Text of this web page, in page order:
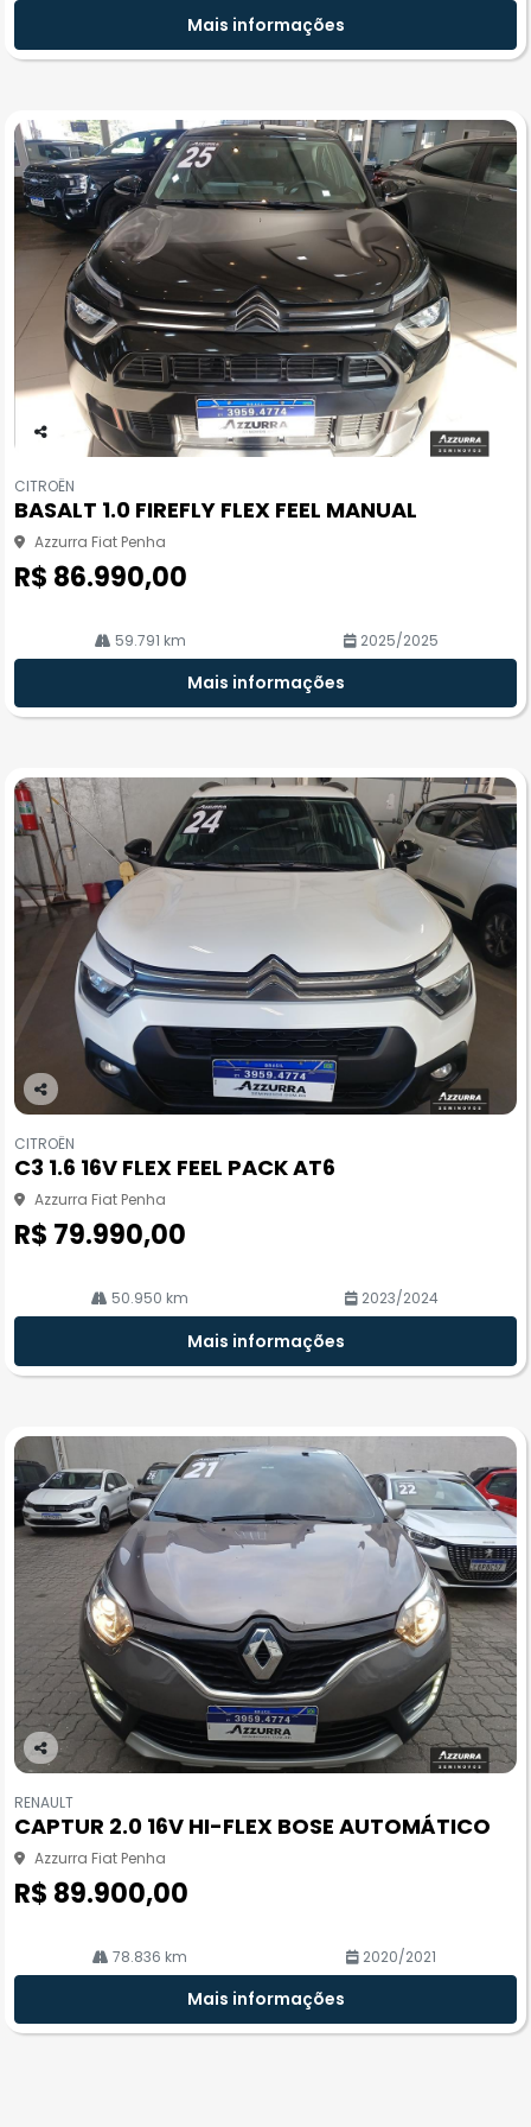
Mais informações
pa
rtil
he
CITROËN
BASALT 1.0 FIREFLY FLEX FEEL MANUAL
Azzurra Fiat Penha
R$ 86.990,00
59.791 km 2025/2025
Mais informações
Co
pa
rtil
he
CITROËN
C3 1.6 16V FLEX FEEL PACK AT6
Azzurra Fiat Penha
R$ 79.990,00
50.950 km 2023/2024
Mais informações
Co
pa
rtil
he
RENAULT
CAPTUR 2.0 16V HI-FLEX BOSE AUTOMÁTICO
Azzurra Fiat Penha
R$ 89.900,00
78.836 km 2020/2021
Mais informações